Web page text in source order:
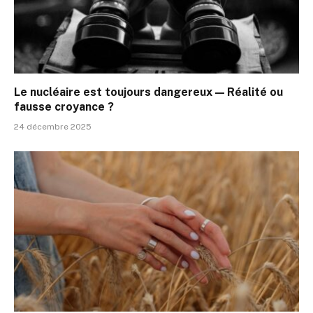
Le nucléaire est toujours dangereux — Réalité ou
fausse croyance ?
24 décembre 2025